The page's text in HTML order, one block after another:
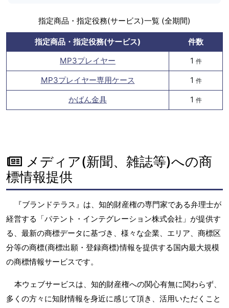
指定商品・指定役務(サービス)一覧 (全期間)
指定商品・指定役務(サービス)
件数
MP3プレイヤー
1 件
MP3プレイヤー専用ケース 1 件
かばん金具 1 件
メディア(新聞、雑誌等)への商
標情報提供
『ブランドテラス』は、知的財産権の専門家である弁理士が
経営する「パテント・インテグレーション株式会社」が提供す
る、最新の商標データに基づき、様々な企業、エリア、商標区
分等の商標(商標出願・登録商標)情報を提供する国内最大規模
の商標情報サービスです。
本ウェブサービスは、知的財産権への関心有無に関わらず、
多くの方々に知財情報を身近に感じて頂き、活用いただくこと